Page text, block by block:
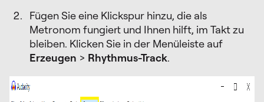
Fügen Sie eine Klickspur hinzu, die als
Metronom fungiert und Ihnen hilft, im Takt zu
bleiben. Klicken Sie in der Menüleiste auf
Erzeugen > Rhythmus-Track.